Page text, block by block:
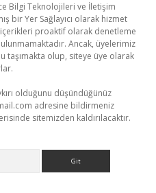
Bilgi Teknolojileri ve İletişim
bir Yer Sağlayıcı olarak hizmet
proaktif olarak denetleme
Ancak, üyelerimiz
taşımakta olup, siteye üye olarak
olduğunu düşündüğünüz
adresine bildirmeniz
sitemizden kaldırılacaktır.